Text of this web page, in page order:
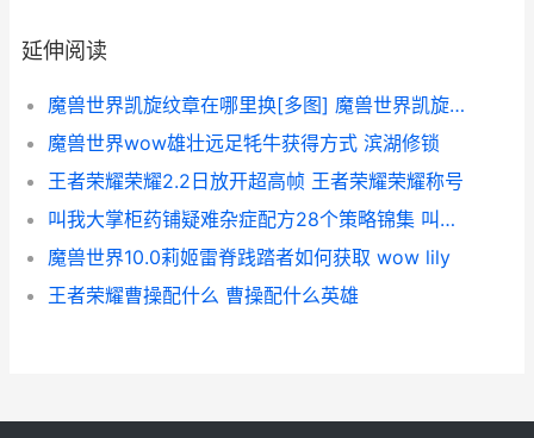
延伸阅读
魔兽世界凯旋纹章在哪里换[多图] 魔兽世界凯旋纹章换哪些装备
魔兽世界wow雄壮远足牦牛获得方式 滨湖修锁
王者荣耀荣耀2.2日放开超高帧 王者荣耀荣耀称号
叫我大掌柜药铺疑难杂症配方28个策略锦集 叫我大掌柜药铺榜怎么冲
魔兽世界10.0莉姬雷脊践踏者如何获取 wow lily
王者荣耀曹操配什么 曹操配什么英雄